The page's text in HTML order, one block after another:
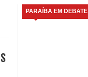
PARAÍBA EM